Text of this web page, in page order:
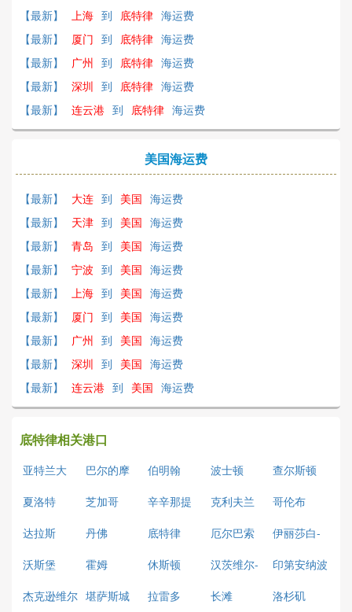
【最新】
上海 到 底特律 海运费
【最新】
厦门 到 底特律 海运费
【最新】
广州 到 底特律 海运费
【最新】
深圳 到 底特律 海运费
【最新】
连云港 到 底特律 海运费
美国海运费
【最新】 大连 到 美国 海运费
【最新】
天津 到 美国 海运费
【最新】
青岛 到 美国 海运费
【最新】
宁波 到 美国 海运费
【最新】
上海 到 美国 海运费
【最新】
厦门 到 美国 海运费
【最新】
广州 到 美国 海运费
【最新】
深圳 到 美国 海运费
【最新】
连云港 到 美国 海运费
底特律相关港口
亚特兰大 巴尔的摩 伯明翰 波士顿
查尔斯顿
夏洛特
芝加哥 辛辛那提 克利夫兰
哥伦布
达拉斯
丹佛 底特律 厄尔巴索
伊丽莎白-
新泽西
沃斯堡 霍姆 休斯顿
汉茨维尔-
阿拉巴马
印第安纳波
利斯
杰克逊维尔 堪萨斯城 拉雷多 长滩 洛杉矶